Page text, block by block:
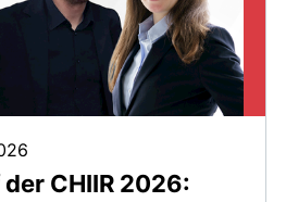
CHIIR 2026: